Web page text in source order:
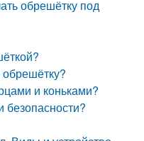
обрешётку под
и коньками?
безопасности?